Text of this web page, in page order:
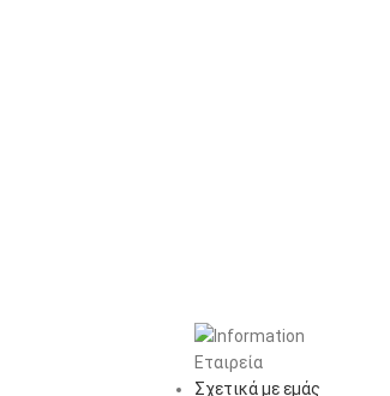
Εταιρεία
Σχετικά με εμάς